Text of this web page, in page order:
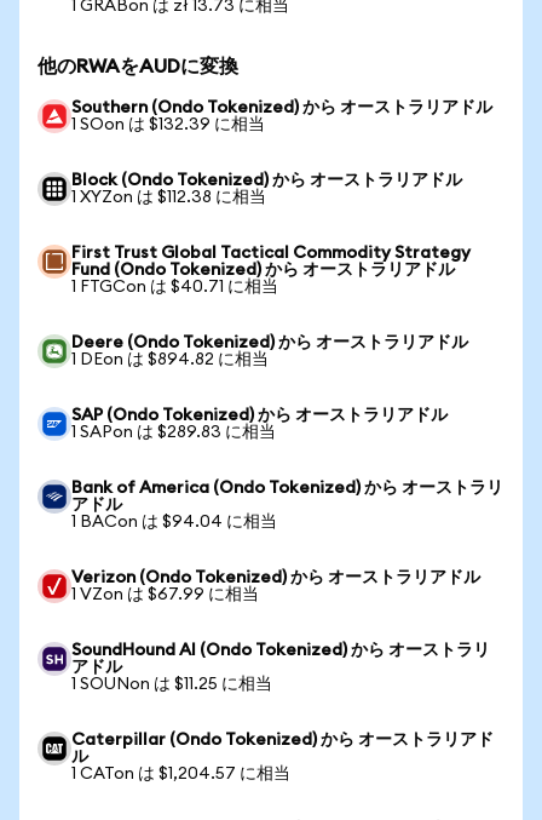
1 GRABon は zł 13.73 に相当
他のRWAをAUDに変換
Southern (Ondo Tokenized) から オーストラリアドル
1 SOon は $132.39 に相当
Block (Ondo Tokenized) から オーストラリアドル
1 XYZon は $112.38 に相当
First Trust Global Tactical Commodity Strategy
Fund (Ondo Tokenized) から オーストラリアドル
1 FTGCon は $40.71 に相当
Deere (Ondo Tokenized) から オーストラリアドル
1 DEon は $894.82 に相当
SAP (Ondo Tokenized) から オーストラリアドル
1 SAPon は $289.83 に相当
Bank of America (Ondo Tokenized) から オーストラリ
アドル
1 BACon は $94.04 に相当
Verizon (Ondo Tokenized) から オーストラリアドル
1 VZon は $67.99 に相当
SoundHound AI (Ondo Tokenized) から オーストラリ
アドル
1 SOUNon は $11.25 に相当
Caterpillar (Ondo Tokenized) から オーストラリアド
ル
1 CATon は $1,204.57 に相当